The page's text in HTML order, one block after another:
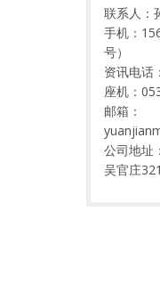
联系人：
手机：
号）
资讯电话
座机：
邮箱：
公司地址
吴官庄